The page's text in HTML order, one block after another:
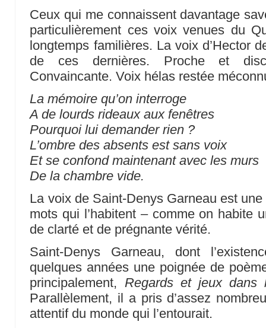
Ceux qui me connaissent davantage
particulièrement ces voix venues du
longtemps familières. La voix d’Hector
de ces dernières. Proche et
Convaincante. Voix hélas restée
La mémoire qu’on interroge
A de lourds rideaux aux fenêtres
Pourquoi lui demander rien ?
L’ombre des absents est sans voix
Et se confond maintenant avec les murs
De la chambre vide.
La voix de Saint-Denys Garneau est
mots qui l’habitent – comme on habite
de clarté et de prégnante vérité.
Saint-Denys Garneau, dont
quelques années une poignée de
principalement, Regards et jeux dans
Parallèlement, il a pris d’assez
attentif du monde qui l’entourait.